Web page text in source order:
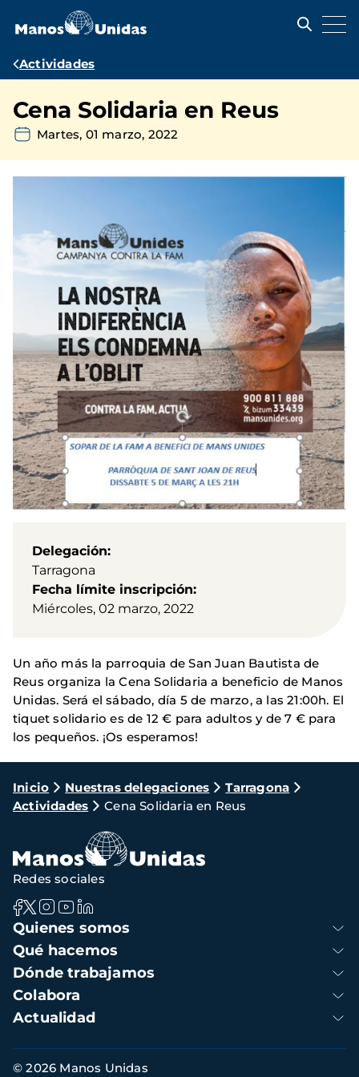
contenido
Ruta
navegación
Actividades
Cena Solidaria en Reus
Martes, 01 marzo, 2022
Delegación
Tarragona
Fecha límite inscripción
Miércoles, 02 marzo, 2022
Un año más la parroquia de San Juan Bautista de
Reus organiza la Cena Solidaria a beneficio de Manos
Unidas. Será el sábado, día 5 de marzo, a las 21:00h. El
tiquet solidario es de 12 € para adultos y de 7 € para
los pequeños. ¡Os esperamos!
Ruta
de
navegación
Inicio Nuestras delegaciones
Tarragona
Actividades
Cena Solidaria en Reus
Navegación
principal
Quienes somos
Qué hacemos
Dónde trabajamos
Colabora
Actualidad
Redes sociales
Información
© 2026 Manos Unidas